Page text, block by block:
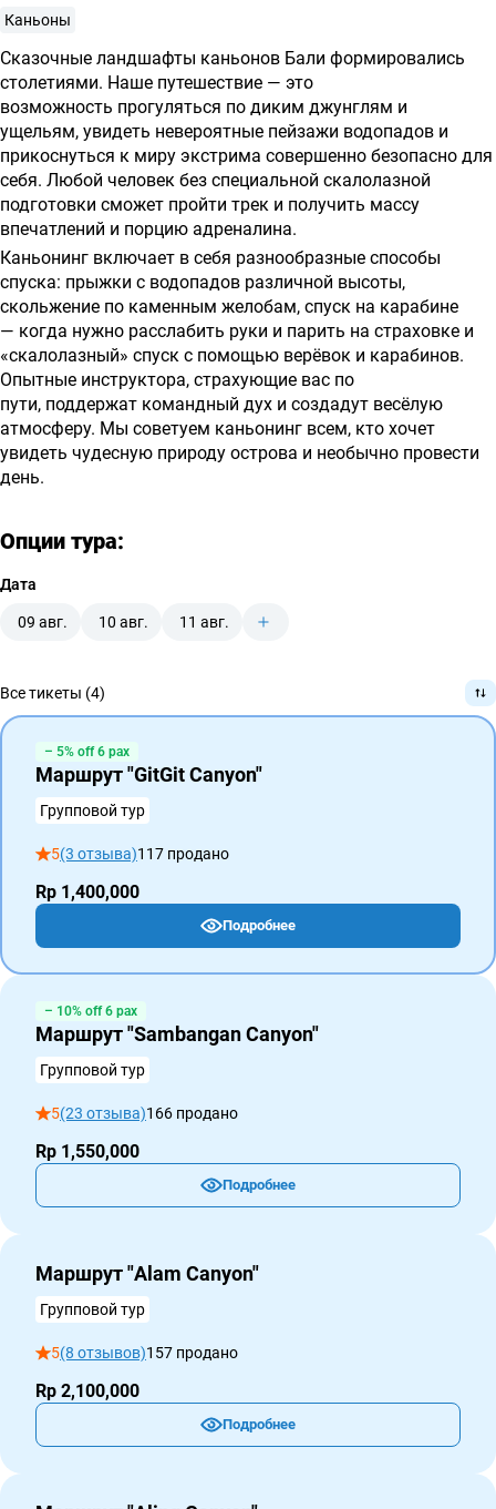
о
предоставлении
услуг
Каньоны
Сказочные ландшафты каньонов Бали формировались
столетиями. Наше путешествие — это
возможность прогуляться по диким джунглям и
ущельям, увидеть невероятные пейзажи водопадов и
прикоснуться к миру экстрима совершенно безопасно для
себя. Любой человек без специальной скалолазной
подготовки сможет пройти трек и получить массу
впечатлений и порцию адреналина.
Каньонинг включает в себя разнообразные способы
спуска: прыжки с водопадов различной высоты,
скольжение по каменным желобам, спуск на карабине
— когда нужно расслабить руки и парить на страховке и
«скалолазный» спуск с помощью верёвок и карабинов.
Опытные инструктора, страхующие вас по
пути, поддержат командный дух и создадут весёлую
атмосферу. Мы советуем каньонинг всем, кто хочет
увидеть чудесную природу острова и необычно провести
день.
Опции тура:
Дата
09 авг. 10 авг. 11 авг.
Все тикеты (4)
– 5% off 6 pax
Маршрут "GitGit Canyon"
Групповой тур
5(3 отзыва)117 продано
Rp 1,400,000
Подробнее
– 10% off 6 pax
Маршрут "Sambangan Canyon"
Групповой тур
5(23 отзыва)166 продано
Rp 1,550,000
Подробнее
Маршрут "Alam Canyon"
Групповой тур
5(8 отзывов)157 продано
Rp 2,100,000
Подробнее